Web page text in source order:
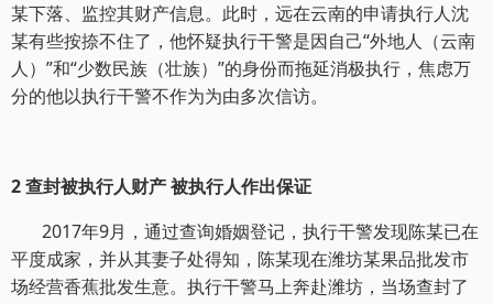
某下落、监控其财产信息。此时，远在云南的申请执行人沈
某有些按捺不住了，他怀疑执行干警是因自己“外地人（云南
人）”和“少数民族（壮族）”的身份而拖延消极执行，焦虑万
分的他以执行干警不作为为由多次信访。
2 查封被执行人财产 被执行人作出保证
2017年9月，通过查询婚姻登记，执行干警发现陈某已在
平度成家，并从其妻子处得知，陈某现在潍坊某果品批发市
场经营香蕉批发生意。执行干警马上奔赴潍坊，当场查封了